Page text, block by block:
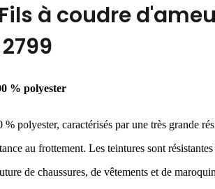
Fils à coudre
% polyester
% polyester, caractérisés par une très grande
au frottement. Les teintures sont
de chaussures, de vêtements et de